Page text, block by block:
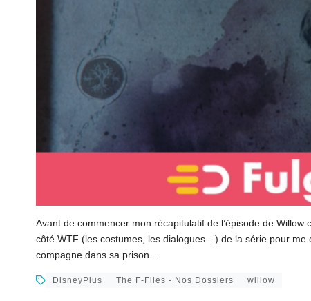
Avant de commencer mon récapitulatif de l’épisode de
côté WTF (les costumes, les dialogues…) de la série pour
compagne dans sa prison…
DisneyPlus The F-Files - Nos Dossiers willow